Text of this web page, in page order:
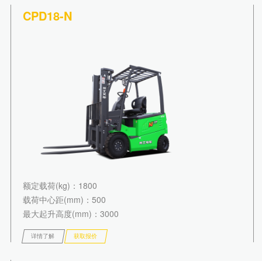
CPD18-N
额定载荷(kg) ：1800
载荷中心距(mm) ：500
最大起升高度(mm) ：3000
详情了解 获取报价